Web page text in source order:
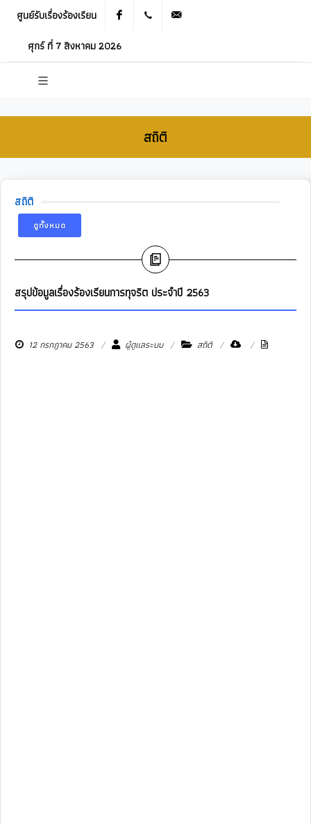
ศูนย์รับเรื่องร้องเรียน Facebook 021905536
ศุกร์ ที่ 7 สิงหาคม 2026
สถิติ
สถิติ
ดูทั้งหมด
สรุปข้อมูลเรื่องร้องเรียนการทุจริต ประจำปี 2563
12 กรกฎาคม 2563 ผู้ดูแลระบบ สถิติ